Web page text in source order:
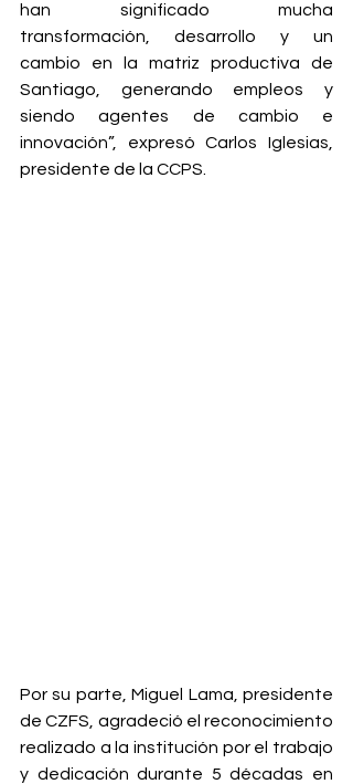
han significado mucha
transformación, desarrollo y un
cambio en la matriz productiva de
Santiago, generando empleos y
siendo agentes de cambio e
innovación”, expresó Carlos Iglesias,
presidente de la CCPS.
Por su parte, Miguel Lama, presidente
de CZFS, agradeció el reconocimiento
realizado a la institución por el trabajo
y dedicación durante 5 décadas en